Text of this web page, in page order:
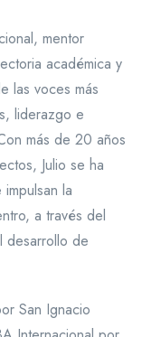
mentor
académica y
las voces más
liderazgo e
más de 20 años
Julio se ha
la
a través del
desarrollo de
San Ignacio